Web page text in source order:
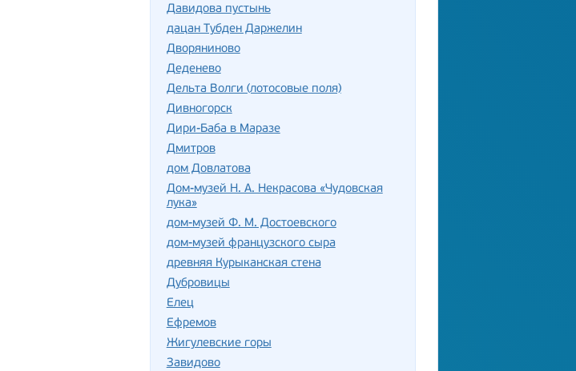
Давидова пустынь
дацан Тубден Даржелин
Дворяниново
Деденево
Дельта Волги (лотосовые поля)
Дивногорск
Дири-Баба в Маразе
Дмитров
дом Довлатова
Дом-музей Н. А. Некрасова «Чудовская
лука»
дом-музей Ф. М. Достоевского
дом-музей французского сыра
древняя Курыканская стена
Дубровицы
Елец
Ефремов
Жигулевские горы
Завидово